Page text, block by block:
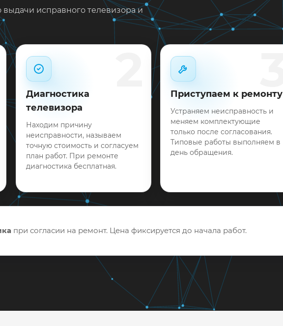
исправного телевизора и
Диагностика
телевизора
Находим причину
неисправности, называем
точную стоимость и согласуем
план работ. При ремонте
диагностика бесплатная.
Приступаем к ремонту
Устраняем неисправность и
меняем комплектующие
только после согласования.
Типовые работы выполняем в
день обращения.
при согласии на ремонт. Цена фиксируется до начала работ.